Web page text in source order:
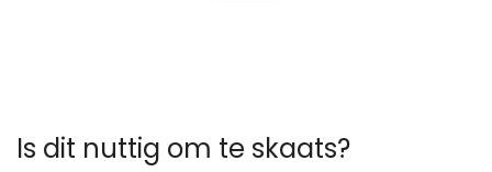
Is dit nuttig om te skaats?